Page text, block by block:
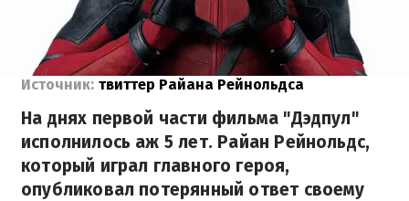
Источник: твиттер Райана Рейнольдса
На днях первой части фильма "Дэдпул"
исполнилось аж 5 лет. Райан Рейнольдс,
который играл главного героя,
опубликовал потерянный ответ своему